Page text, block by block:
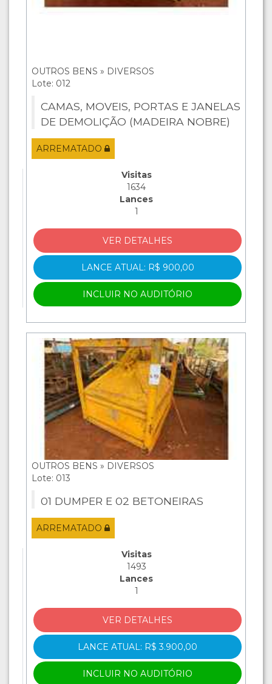
OUTROS BENS » DIVERSOS
Lote: 012
CAMAS, MOVEIS, PORTAS E JANELAS
DE DEMOLIÇÃO (MADEIRA NOBRE)
ARREMATADO
Visitas
1634
Lances
1
VER DETALHES
LANCE ATUAL: R$ 900,00
INCLUIR NO AUDITÓRIO
OUTROS BENS » DIVERSOS
Lote: 013
01 DUMPER E 02 BETONEIRAS
ARREMATADO
Visitas
1493
Lances
1
VER DETALHES
LANCE ATUAL: R$ 3.900,00
INCLUIR NO AUDITÓRIO